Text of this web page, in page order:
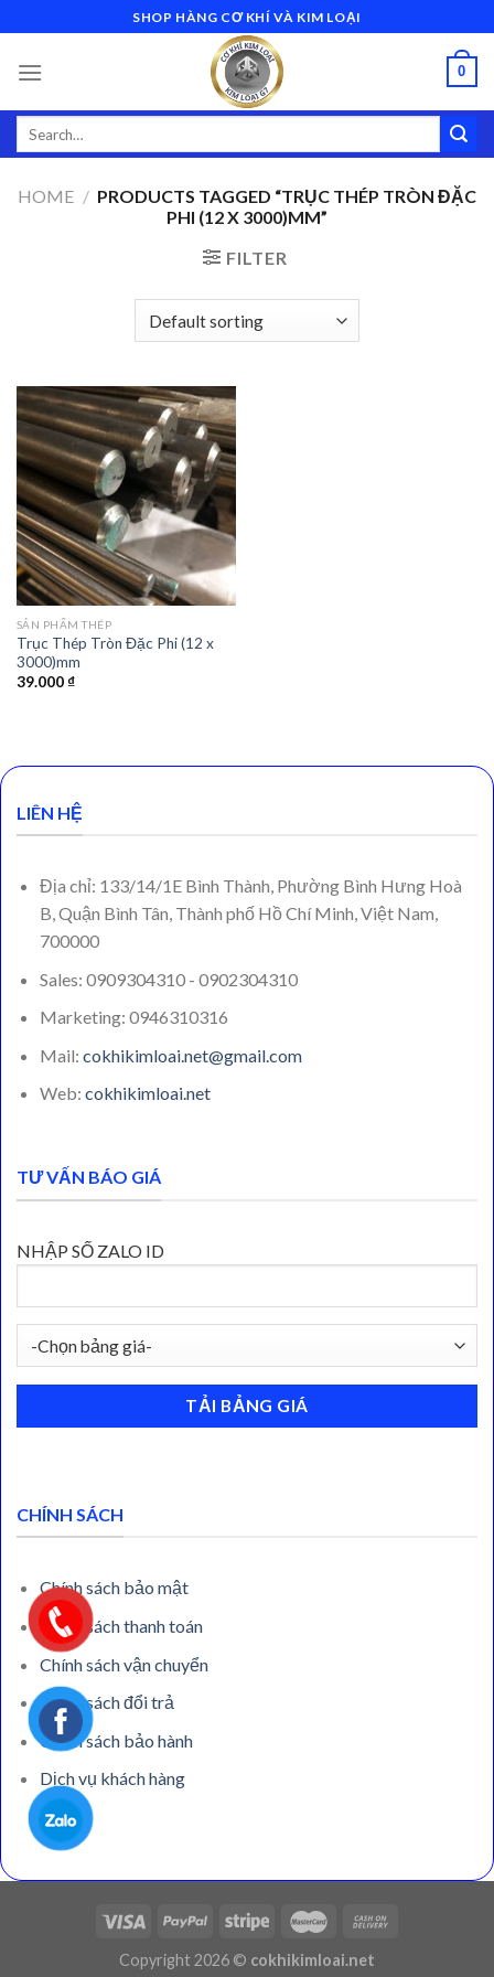
to
content
SHOP HÀNG CƠ KHÍ VÀ KIM LOẠI
0
Search
HOME / PRODUCTS TAGGED “TRỤC THÉP TRÒN ĐẶC
PHI (12 X 3000)MM”
FILTER
SẢN PHẨM THÉP
Trục Thép Tròn Đặc Phi (12 x
3000)mm
39.000₫
LIÊN HỆ
Địa chỉ: 133/14/1E Bình Thành, Phường Bình Hưng Hoà
B, Quận Bình Tân, Thành phố Hồ Chí Minh, Việt Nam,
700000
Sales: 0909304310 - 0902304310
Marketing: 0946310316
Mail: cokhikimloai.net@gmail.com
Web: cokhikimloai.net
TƯ VẤN BÁO GIÁ
NHẬP SỐ ZALO ID
CHÍNH SÁCH
Chính sách bảo mật
Chính sách thanh toán
Chính sách vận chuyển
Chính sách đổi trả
Chính sách bảo hành
Dịch vụ khách hàng
Copyright 2026 © cokhikimloai.net